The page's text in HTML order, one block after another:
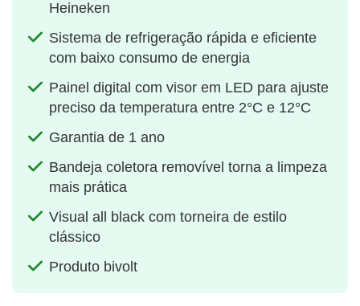
Heineken
Sistema de refrigeração rápida e eficiente
com baixo consumo de energia
Painel digital com visor em LED para ajuste
preciso da temperatura entre 2°C e 12°C
Garantia de 1 ano
Bandeja coletora removível torna a limpeza
mais prática
Visual all black com torneira de estilo
clássico
Produto bivolt